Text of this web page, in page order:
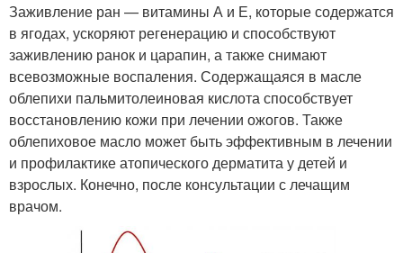
Заживление ран — витамины А и Е, которые содержатся
в ягодах, ускоряют регенерацию и способствуют
заживлению ранок и царапин, а также снимают
всевозможные воспаления. Содержащаяся в масле
облепихи пальмитолеиновая кислота способствует
восстановлению кожи при лечении ожогов. Также
облепиховое масло может быть эффективным в лечении
и профилактике атопического дерматита у детей и
взрослых. Конечно, после консультации с лечащим
врачом.